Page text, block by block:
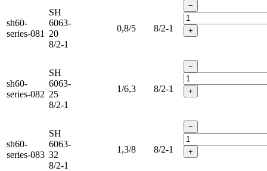
sh60-
series-081
SH
6063-
20
8/2-1
0,8/5 8/2-1
−
+
sh60-
series-082
SH
6063-
25
8/2-1
1/6,3 8/2-1
−
+
sh60-
series-083
SH
6063-
32
8/2-1
1,3/8 8/2-1
−
+